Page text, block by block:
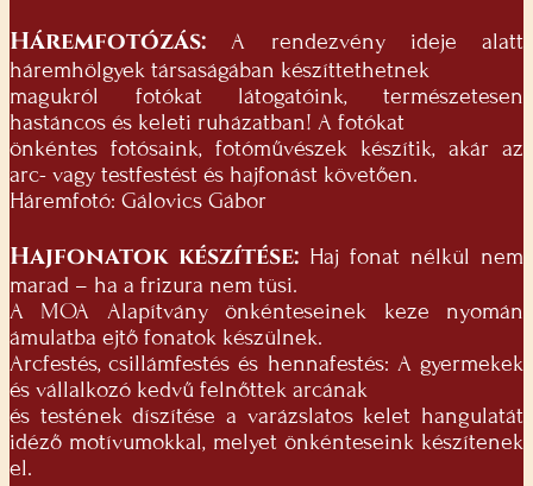
Háremfotózás: A rendezvény ideje alatt
háremhölgyek társaságában készíttethetnek
magukról fotókat látogatóink, természetesen
hastáncos és keleti ruházatban! A fotókat
önkéntes fotósaink, fotóművészek készítik, akár az
arc- vagy testfestést és hajfonást követően.
Háremfotó: Gálovics Gábor
Hajfonatok készítése: Haj fonat nélkül nem
marad – ha a frizura nem tüsi.
A MOA Alapítvány önkénteseinek keze nyomán
ámulatba ejtő fonatok készülnek.
Arcfestés, csillámfestés és hennafestés: A gyermekek
és vállalkozó kedvű felnőttek arcának
és testének díszítése a varázslatos kelet hangulatát
idéző motívumokkal, melyet önkénteseink készítenek
el.